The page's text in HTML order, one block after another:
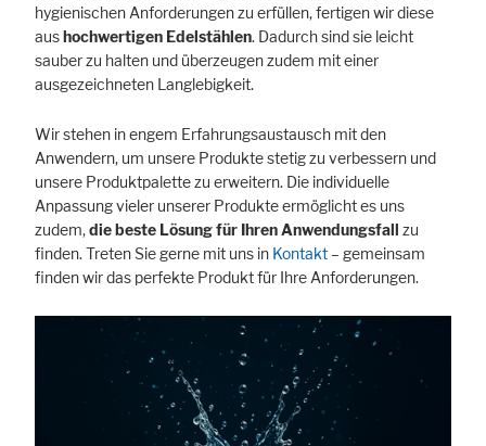
hygienischen Anforderungen zu erfüllen, fertigen wir diese
aushochwertigen Edelstählen. Dadurch sind sie leicht
sauber zu halten und überzeugen zudem mit einer
ausgezeichneten Langlebigkeit.
Wir stehen in engem Erfahrungsaustausch mit den
Anwendern, um unsere Produkte stetig zu verbessern und
unsere Produktpalette zu erweitern. Die individuelle
Anpassung vieler unserer Produkte ermöglicht es uns
zudem,die beste Lösung für Ihren Anwendungsfall zu
finden. Treten Sie gerne mit uns in Kontakt – gemeinsam
finden wir das perfekte Produkt für Ihre Anforderungen.